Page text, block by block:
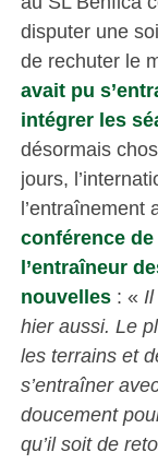
disputer une
de rechuter le
avait pu
intégrer les
désormais
jours,
l’entraînement
conférence
l’entraîneur
nouvelles: «
hier aussi. Le
les terrains et
s’entraîner
doucement
qu’il soit de